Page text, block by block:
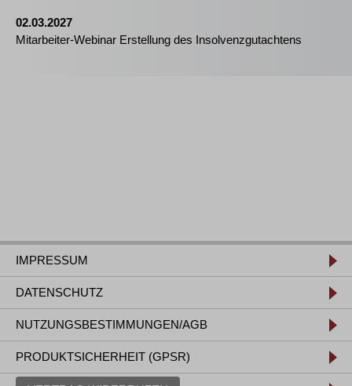
02.03.2027
Mitarbeiter-Webinar Erstellung des Insolvenzgutachtens
IMPRESSUM
DATENSCHUTZ
NUTZUNGSBESTIMMUNGEN/AGB
PRODUKTSICHERHEIT (GPSR)